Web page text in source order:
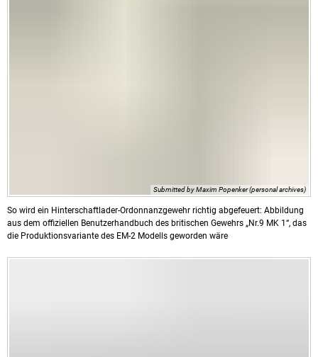
Submitted by Maxim Popenker (personal archives)
So wird ein Hinterschaftlader-Ordonnanzgewehr richtig abgefeuert: Abbildung
aus dem offiziellen Benutzerhandbuch des britischen Gewehrs „Nr.9 MK 1“, das
die Produktionsvariante des EM-2 Modells geworden wäre